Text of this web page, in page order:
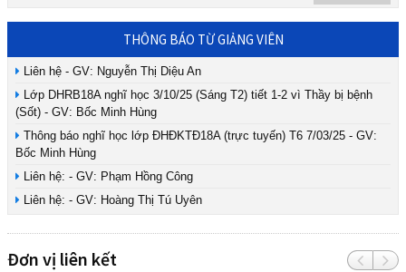
THÔNG BÁO TỪ GIẢNG VIÊN
Liên hệ - GV: Nguyễn Thị Diệu An
Lớp DHRB18A nghĩ học 3/10/25 (Sáng T2) tiết 1-2 vì Thầy bị bệnh
(Sốt) - GV: Bốc Minh Hùng
Thông báo nghĩ học lớp ĐHĐKTĐ18A (trực tuyến) T6 7/03/25 - GV:
Bốc Minh Hùng
Liên hệ: - GV: Phạm Hồng Công
Liên hệ: - GV: Hoàng Thị Tú Uyên
Đơn vị liên kết